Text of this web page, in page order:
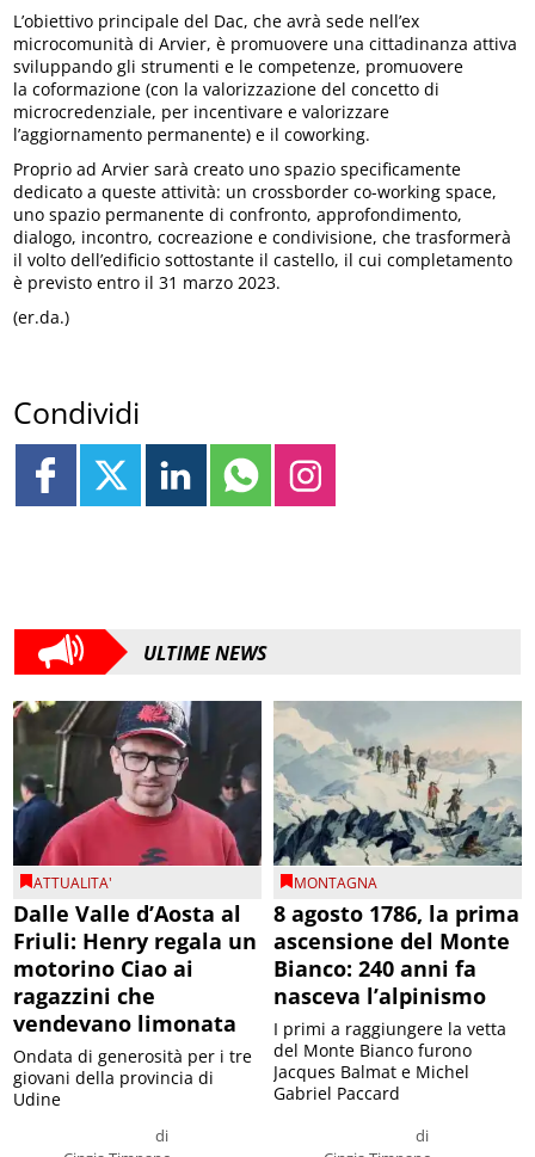
L’obiettivo principale del Dac, che avrà sede nell’ex
microcomunità di Arvier, è promuovere una cittadinanza attiva
sviluppando gli strumenti e le competenze, promuovere
la coformazione (con la valorizzazione del concetto di
microcredenziale, per incentivare e valorizzare
l’aggiornamento permanente) e il coworking.
Proprio ad Arvier sarà creato uno spazio specificamente
dedicato a queste attività: un crossborder co-working space,
uno spazio permanente di confronto, approfondimento,
dialogo, incontro, cocreazione e condivisione, che trasformerà
il volto dell’edificio sottostante il castello, il cui completamento
è previsto entro il 31 marzo 2023.
(er.da.)
Condividi
ULTIME NEWS
ATTUALITA'
Dalle Valle d’Aosta al
Friuli: Henry regala un
motorino Ciao ai
ragazzini che
vendevano limonata
di
Ondata di generosità per i tre
giovani della provincia di
Udine
MONTAGNA
8 agosto 1786, la prima
ascensione del Monte
Bianco: 240 anni fa
nasceva l’alpinismo
di
I primi a raggiungere la vetta
del Monte Bianco furono
Jacques Balmat e Michel
Gabriel Paccard